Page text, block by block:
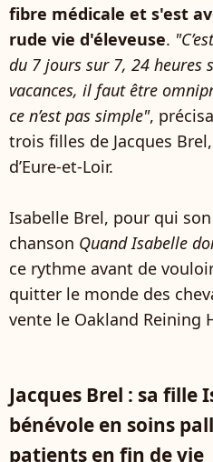
fibre médicale et s'est
rude vie d'éleveuse.
du 7 jours sur 7, 24 heures
vacances, il faut être
ce n’est pas simple",
trois filles de Jacques
d’Eure-et-Loir.
Isabelle Brel, pour qui
chanson Quand Isabelle
ce rythme avant de
quitter le monde des
vente le Oakland Reining
Jacques Brel : sa fille
bénévole en soins
patients en fin de vie